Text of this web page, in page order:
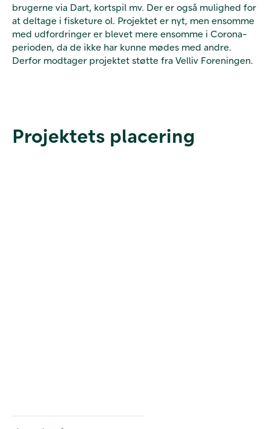
brugerne via Dart, kortspil mv. Der er også mulighed for
at deltage i fisketure ol. Projektet er nyt, men ensomme
med udfordringer er blevet mere ensomme i Corona-
perioden, da de ikke har kunne mødes med andre.
Derfor modtager projektet støtte fra Velliv Foreningen.
Projektets placering